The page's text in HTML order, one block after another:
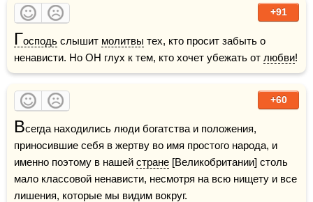
+91
Господь слышит молитвы тех, кто просит забыть о
ненависти. Но ОН глух к тем, кто хочет убежать от любви
+60
Всегда находились люди богатства и положения,
приносившие себя в жертву во имя простого народа, и
именно поэтому в нашей стране [Великобритании] столь
мало классовой ненависти, несмотря на всю нищету и все
лишения, которые мы видим вокруг.